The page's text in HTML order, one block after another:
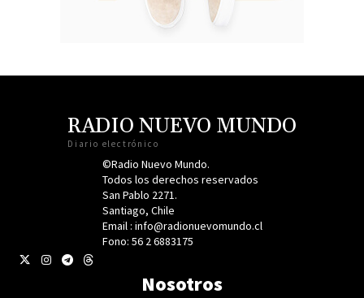
RADIO NUEVO MUNDO
Diario electrónico
©Radio Nuevo Mundo.
Todos los derechos reservados
San Pablo 2271.
Santiago, Chile
Email : info@radionuevomundo.cl
Fono: 56 2 6883175
Nosotros